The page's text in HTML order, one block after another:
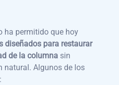
ha permitido que hoy
diseñados para restaurar
de la columna sin
natural. Algunos de los